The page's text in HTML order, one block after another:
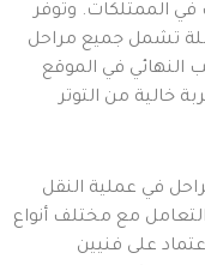
في الممتلكات. وتوفر
تشمل جميع مراحل
النهائي في الموقع
في عملية النقل
التعامل مع مختلف أنواع
على فنيين